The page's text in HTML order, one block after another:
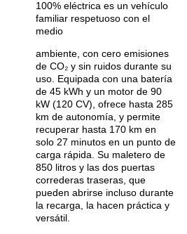
100% eléctrica es un vehículo
familiar respetuoso con el
medio
ambiente, con cero emisiones
de CO₂ y sin ruidos durante su
uso. Equipada con una batería
de 45 kWh y un motor de 90
kW (120 CV), ofrece hasta 285
km de autonomía, y permite
recuperar hasta 170 km en
solo 27 minutos en un punto de
carga rápida. Su maletero de
850 litros y las dos puertas
correderas traseras, que
pueden abrirse incluso durante
la recarga, la hacen práctica y
versátil.